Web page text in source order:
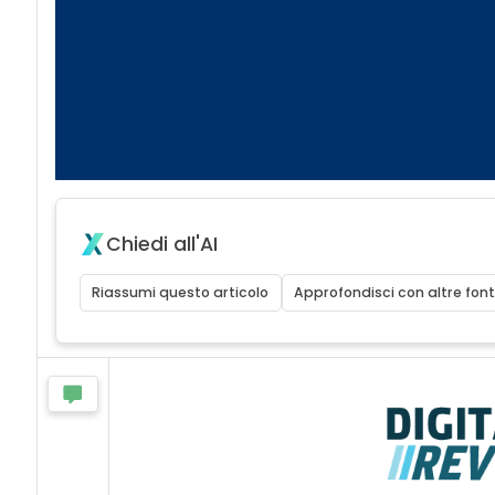
Chiedi all'AI
Riassumi questo articolo Approfondisci con altre